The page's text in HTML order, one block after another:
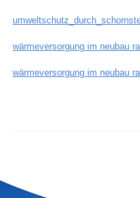
wärmeversorgung im neubau
wärmeversorgung im neubau